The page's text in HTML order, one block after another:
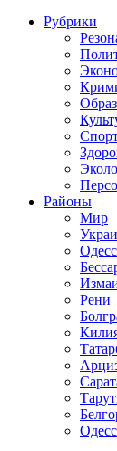
Рубрики
Районы
Мир
Рени